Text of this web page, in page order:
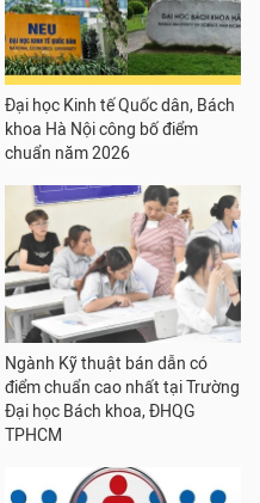
Đại học Kinh tế Quốc dân, Bách
khoa Hà Nội công bố điểm
chuẩn năm 2026
Ngành Kỹ thuật bán dẫn có
điểm chuẩn cao nhất tại Trường
Đại học Bách khoa, ĐHQG
TPHCM